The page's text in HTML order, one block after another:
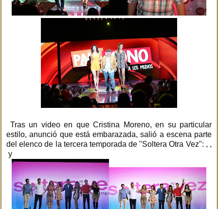
Tras un video en que Cristina Moreno, en su particular
estilo, anunció que está embarazada, salió a escena parte
del elenco de la tercera temporada de "Soltera Otra Vez": , ,
y